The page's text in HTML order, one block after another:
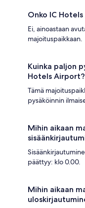
Onko IC
Ei, ainoastaan
majoituspaikkaan.
Kuinka paljon
Hotels Airport?
Tämä
pysäköinnin
Mihin aikaan
päättyy: klo 0.00.
Mihin aikaan